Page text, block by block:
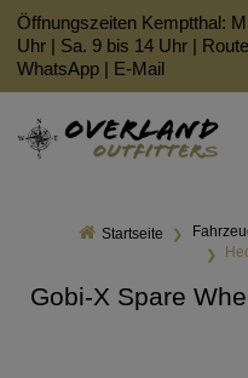
Öffnungszeiten Kemptthal:
Uhr | Sa. 9 bis 14 Uhr |
WhatsApp | E-Mail
Startseite
Gobi-X Spare